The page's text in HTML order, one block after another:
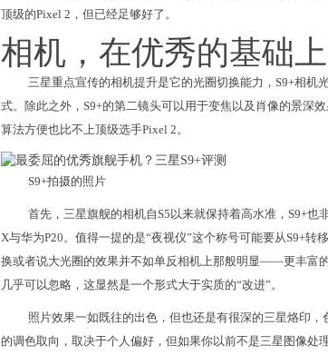
顶级的Pixel 2，但已经足够好了。
相机，在优秀的基础
三星重点宣传的相机提升是它的光圈切换能力，S9+相机
式。除此之外，S9+的第二镜头可以用于变焦以及肖像的景深
算法方便也比不上顶级选手Pixel 2。
S9+拍摄的照片
首先，三星旗舰的相机自S5以来就保持着高水准，S9+
X与华为P20。值得一提的是“夜视仪”这个称号可能要从S9+
换或者说大光圈的效果并不如单反相机上那般明显——更丰富
几乎可以忽略，这显然是一个形式大于实质的“改进”。
照片效果一如既往的出色，但也还是有很深的三星烙印
的调色取向，取决于个人偏好，但如果你以前不是三星图像处